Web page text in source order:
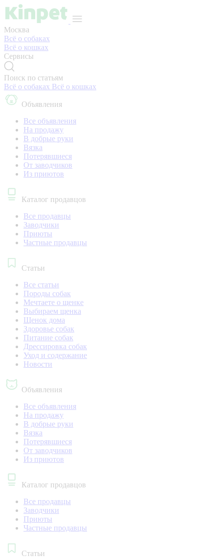
Москва
Всё о собаках
Всё о кошках
Сервисы
Поиск по статьям
Всё о собаках Всё о кошках
Объявления
Все объявления
На продажу
В добрые руки
Вязка
Потерявшиеся
От заводчиков
Из приютов
Каталог продавцов
Все продавцы
Заводчики
Приюты
Частные продавцы
Статьи
Все статьи
Породы собак
Мечтаете о щенке
Выбираем щенка
Щенок дома
Здоровье собак
Питание собак
Дрессировка собак
Уход и содержание
Новости
Объявления
Все объявления
На продажу
В добрые руки
Вязка
Потерявшиеся
От заводчиков
Из приютов
Каталог продавцов
Все продавцы
Заводчики
Приюты
Частные продавцы
Статьи